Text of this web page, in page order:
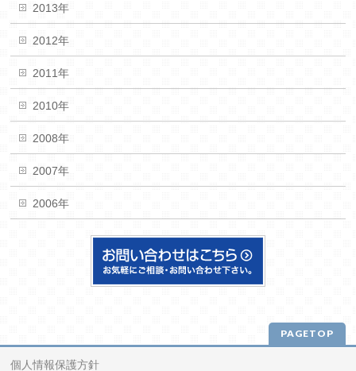
2013年
2012年
2011年
2010年
2008年
2007年
2006年
PAGETOP
個人情報保護方針